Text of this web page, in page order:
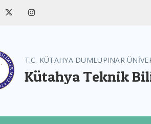
T.C. KÜTAHYA DUMLUPINAR
Kütahya Teknik